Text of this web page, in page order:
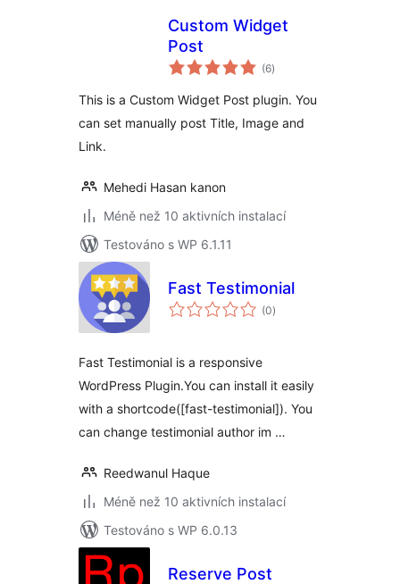
Custom Widget
Post
(6celkové
hodnocení
)
This is a Custom Widget Post plugin. You
can set manually post Title, Image and
Link.
Mehedi Hasan kanon
Méně než 10 aktivních instalací
Testováno s WP 6.1.11
Fast Testimonial
(0celkové
hodnocení
)
Fast Testimonial is a responsive
WordPress Plugin.You can install it easily
with a shortcode([fast-testimonial]). You
can change testimonial author im …
Reedwanul Haque
Méně než 10 aktivních instalací
Testováno s WP 6.0.13
Reserve Post